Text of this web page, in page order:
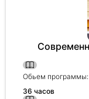
Обьем программы:
36 часов